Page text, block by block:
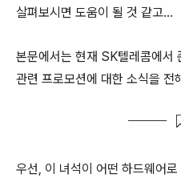
살펴보시면 도움이 될 것 같고...
본문에서는 현재 SK텔레콤에
관련 프로모션에 대한 소식을 전
우선, 이 녀석이 어떤 하드웨어